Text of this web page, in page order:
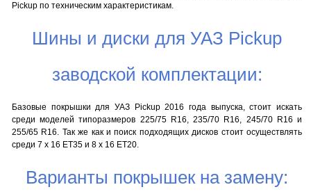
Pickup по техническим характеристикам.
Шины и диски для УАЗ Pickup
заводской комплектации:
Базовые покрышки для УАЗ Pickup 2016 года выпуска, стоит искать
среди моделей типоразмеров 225/75 R16, 235/70 R16, 245/70 R16 и
255/65 R16. Так же как и поиск подходящих дисков стоит осуществлять
среди 7 x 16 ET35 и 8 x 16 ET20.
Варианты покрышек на замену: